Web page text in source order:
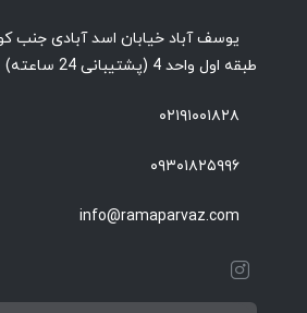
طبقه اول واحد 4 (پشتیبانی 24 ساعته)
۰۲۱۹۱۰۰۱۸۲۸
۰۹۳۰۱۸۲۵۹۹۶
info@ramaparvaz.com